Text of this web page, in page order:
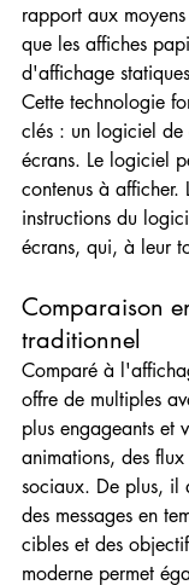
rapport aux
que les affiches
d'affichage
Cette technologie
clés : un logiciel de
écrans. Le logiciel
contenus à afficher.
instructions du
écrans, qui, à leur
Comparaison
traditionnel
Comparé à
offre de multiples
plus engageants et
animations, des flux
sociaux. De plus, il
des messages en
cibles et des
moderne permet